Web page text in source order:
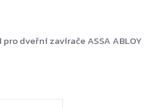
dveřní zavírače ASSA ABLOY